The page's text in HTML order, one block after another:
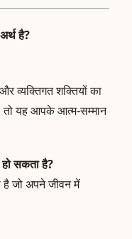
है?
व्यक्तिगत शक्तियों का
तो यह आपके आत्म-सम्मान
सकता है?
जो अपने जीवन में